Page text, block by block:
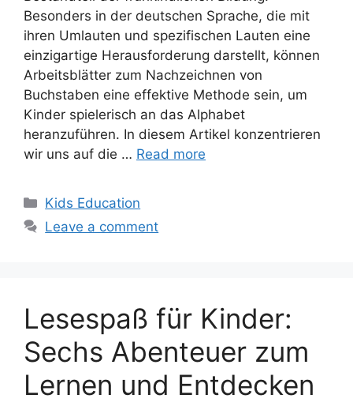
Besonders in der deutschen Sprache, die mit
ihren Umlauten und spezifischen Lauten eine
einzigartige Herausforderung darstellt, können
Arbeitsblätter zum Nachzeichnen von
Buchstaben eine effektive Methode sein, um
Kinder spielerisch an das Alphabet
heranzuführen. In diesem Artikel konzentrieren
wir uns auf die … Read more
Categories
Kids Education
Leave a comment
Lesespaß für Kinder:
Sechs Abenteuer zum
Lernen und Entdecken